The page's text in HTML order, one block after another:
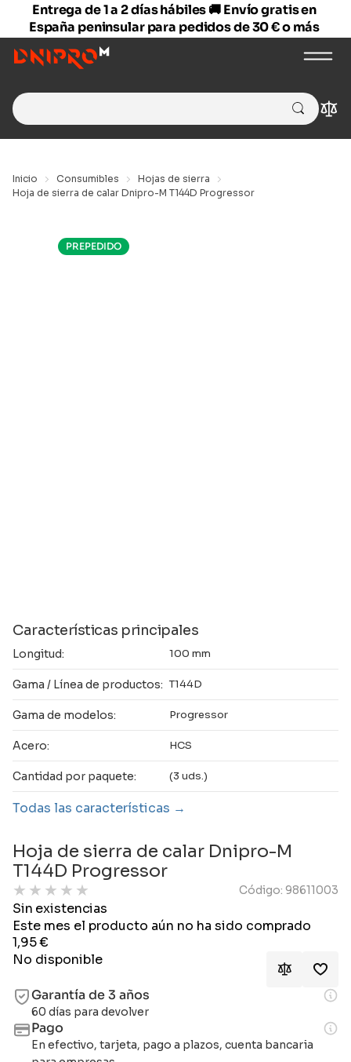
Entrega de 1 a 2 días hábiles 🚚 Envío gratis en
España peninsular para pedidos de 30 € o más
Search
for:
Inicio Consumibles
Hojas de sierra
Hoja de sierra de calar Dnipro-M T144D Progressor
PREPEDIDO
Características principales
Longitud: 100 mm
Gama / Línea de productos: T144D
Gama de modelos: Progressor
Acero: HCS
Cantidad por paquete: (3 uds.)
Todas las características
Hoja de sierra de calar Dnipro-M
T144D Progressor
★ ★ ★ ★ ★ Código: 98611003
Sin existencias
Este mes el producto aún no ha sido comprado
1,95€
No disponible
Garantía de 3 años
60 días para devolver
Pago
En efectivo, tarjeta, pago a plazos, cuenta bancaria